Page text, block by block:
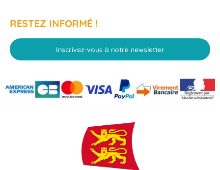
RESTEZ INFORMÉ !
Inscrivez-vous à notre newsletter